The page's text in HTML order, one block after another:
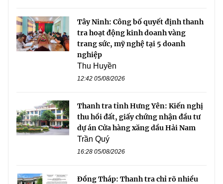
Tây Ninh: Công bố quyết định thanh
tra hoạt động kinh doanh vàng
trang sức, mỹ nghệ tại 5 doanh
nghiệp
Thu Huyền
12:42 05/08/2026
Thanh tra tỉnh Hưng Yên: Kiến nghị
thu hồi đất, giấy chứng nhận đầu tư
dự án Cửa hàng xăng dầu Hải Nam
Trần Quý
16:28 05/08/2026
Đồng Tháp: Thanh tra chỉ rõ nhiều